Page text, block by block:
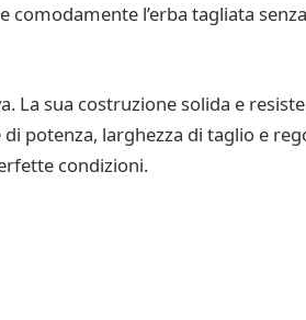
l’erba tagliata
La sua costruzione solida e
potenza, larghezza di taglio e
condizioni.